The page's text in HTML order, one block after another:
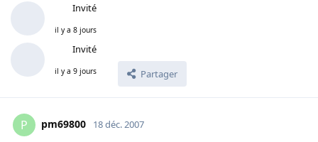
Invité
il y a 8 jours
Invité
il y a 9 jours Partager
P pm69800 18 déc. 2007